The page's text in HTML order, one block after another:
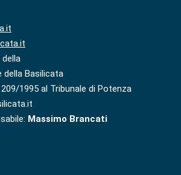
della Basilicata
1995 al Tribunale di Potenza
Massimo Brancati